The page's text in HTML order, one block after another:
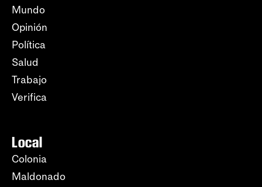
Mundo
Opinión
Política
Salud
Trabajo
Verifica
Local
Colonia
Maldonado